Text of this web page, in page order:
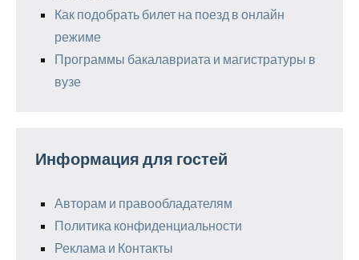
Как подобрать билет на поезд в онлайн
режиме
Программы бакалавриата и магистратуры в
вузе
Информация для гостей
Авторам и правообладателям
Политика конфиденциальности
Реклама и Контакты